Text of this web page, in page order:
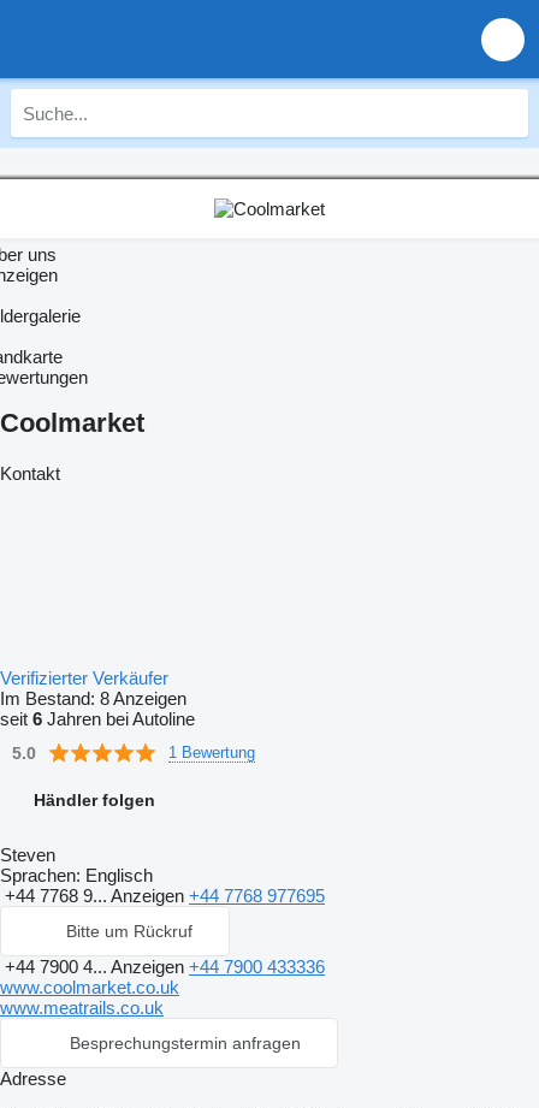
uns
Coolmarket
Kontakt
Verifizierter Verkäufer
Im Bestand: 8 Anzeigen
seit 6 Jahren bei Autoline
5.0 1 Bewertung
Händler folgen
Steven
Sprachen: Englisch
+44 7768 9... Anzeigen +44 7768 977695
Bitte um Rückruf
+44 7900 4... Anzeigen +44 7900 433336
www.coolmarket.co.uk
www.meatrails.co.uk
Besprechungstermin anfragen
Adresse